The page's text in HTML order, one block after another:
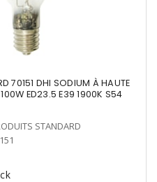
70151 DHI SODIUM À HAUTE
100W ED23.5 E39 1900K S54
STANDARD